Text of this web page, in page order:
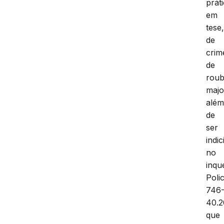
em
tese,
de
de
além
de
ser
no
que